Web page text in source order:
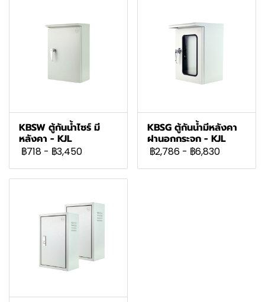
KBSW ตู้กันน้ำไซร์ มี
หลังคา - KJL
฿718 - ฿3,450
KBSG ตู้กันน้ำมีหลังคา
ฝานอกกระจก - KJL
฿2,786 - ฿6,830